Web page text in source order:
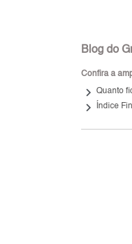
Blog do
Confira a
keyboard_arrow_right Quanto
keyboard_arrow_right Índice